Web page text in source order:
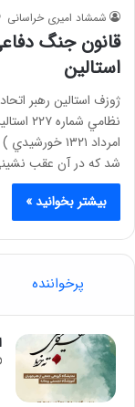
شمشاد امیری خراسانی
قانون جنگ
استالین
ژوزف استالين رهبر
امرداد ۱۳۲۱
شد كه در آن عقب
بیشتر بخوانید »
پرخواننده